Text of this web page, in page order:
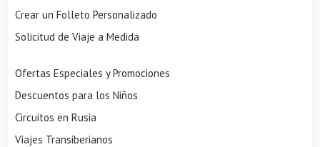
Crear un Folleto Personalizado
Solicitud de Viaje a Medida
Ofertas Especiales y Promociones
Descuentos para los Niños
Circuitos en Rusia
Viajes Transiberianos